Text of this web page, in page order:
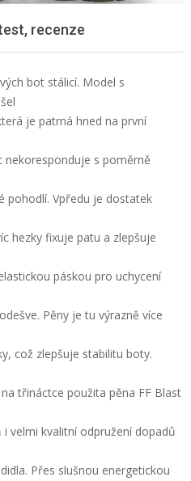
recenze
bot stálicí. Model s
je patrná hned na první
nekoresponduje s poměrně
pohodlí. Vpředu je dostatek
hezky fixuje patu a zlepšuje
páskou pro uchycení
Pěny je tu výrazně více
což zlepšuje stabilitu boty.
třináctce použita pěna FF Blast
velmi kvalitní odpružení dopadů
Přes slušnou energetickou